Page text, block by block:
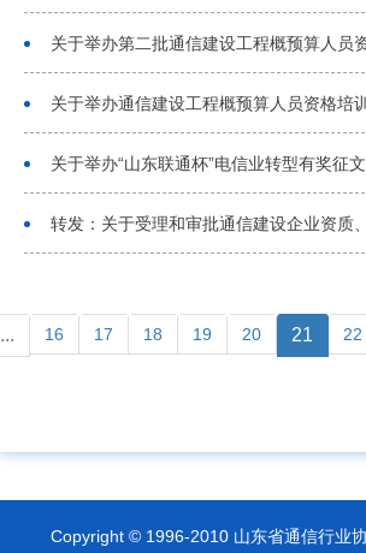
关于举办第二批通信建设工程概预算人员
关于举办通信建设工程概预算人员资格培
关于举办“山东联通杯”电信业转型有奖征
转发：关于受理和审批通信建设企业资质、个人资
... 16 17 18 19 20 21 22
Copyright © 1996-2010 山东省通信行业